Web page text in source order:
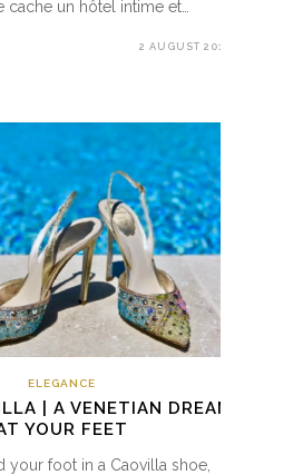
cache un hôtel intime et…
2 AUGUST 2018
ELEGANCE
| A VENETIAN DREAM
YOUR FEET
your foot in a Caovilla shoe,